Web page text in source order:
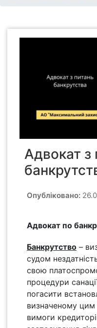
Адвокат з
Опубліковано:
Адвокат по
Банкрутство –
судом
свою
процедури
погасити
визначеному
вимоги